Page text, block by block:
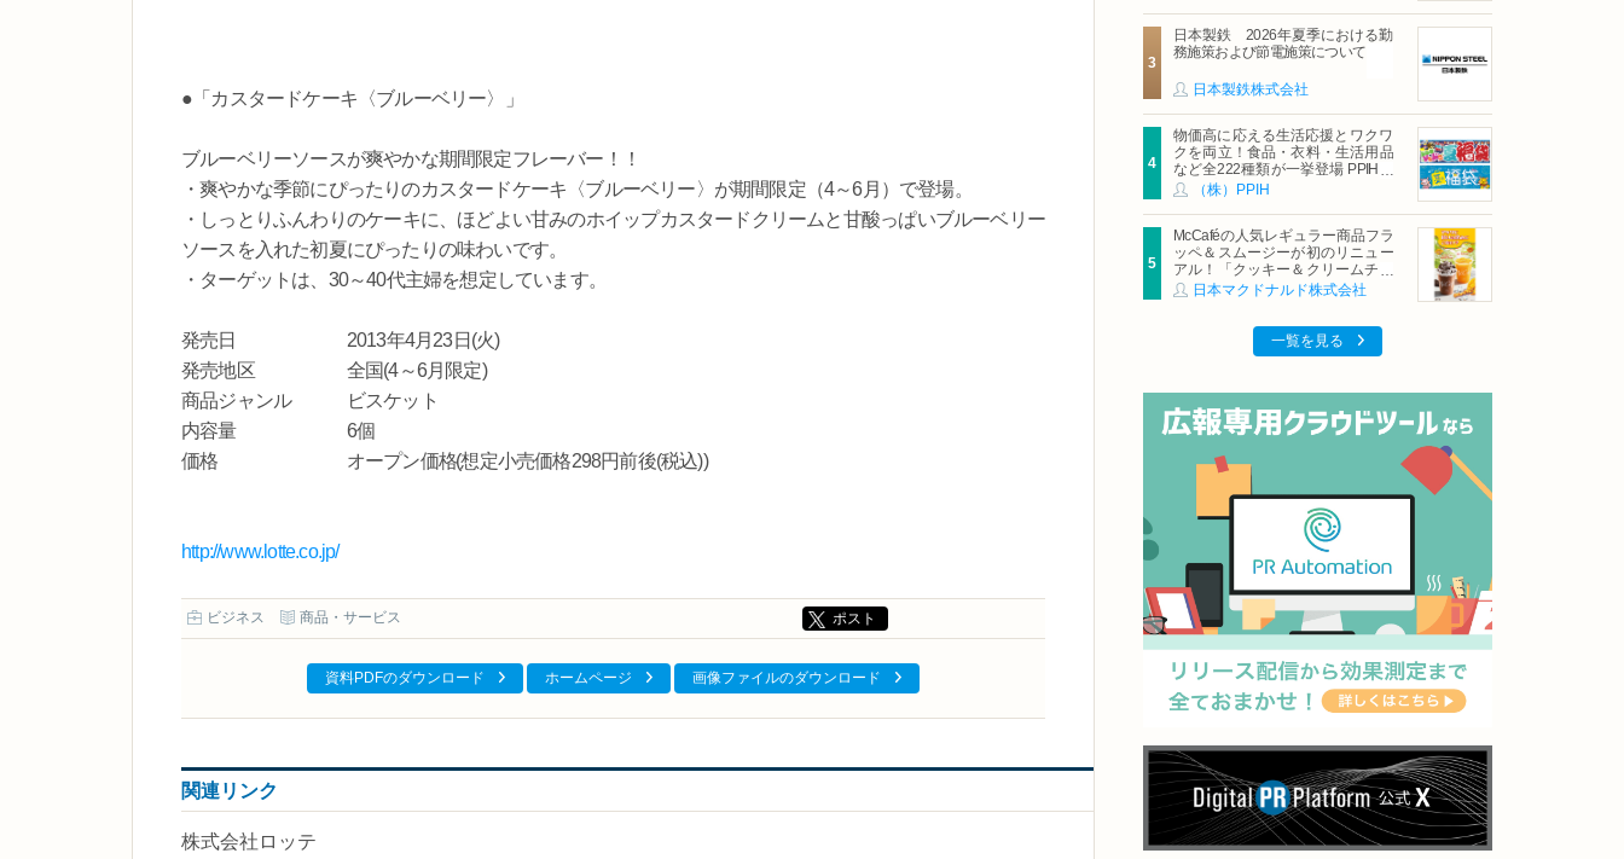
●「カスタードケーキ〈ブルーベリー〉」
ブルーベリーソースが爽やかな期間限定フレーバー！！
・爽やかな季節にぴったりのカスタードケーキ〈ブルーベリー〉が期間限定（4～6月）で登場。
・しっとりふんわりのケーキに、ほどよい甘みのホイップカスタードクリームと甘酸っぱいブルーベリー
ソースを入れた初夏にぴったりの味わいです。
・ターゲットは、30～40代主婦を想定しています。
発売日 2013年4月23日(火)
発売地区 全国(4～6月限定)
商品ジャンル ビスケット
内容量 6個
価格 オープン価格 (想定小売価格298円前後(税込))
http://www.lotte.co.jp/
ビジネス 商品・サービス ポスト
資料PDFのダウンロード ホームページ 画像ファイルのダウンロード
関連リンク
株式会社ロッテ
日本製鉄 2026年夏季における勤
務施策および節電施策について
日本製鉄株式会社
物価高に応える生活応援とワクワ
クを両立！食品・衣料・生活用品
など全222種類が一挙登場 PPIHグ
ループ「夏福袋」＆セール 8月6日
（株）PPIH
McCaféの人気レギュラー商品フラ
ッペ＆スムージーが初のリニュー
アル！「クッキー＆クリームチョ
コフラッペ」「マンゴースムージ
日本マクドナルド株式会社
一覧を見る